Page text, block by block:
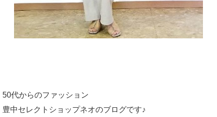
50代からのファッション
豊中セレクトショップネオのブログです♪